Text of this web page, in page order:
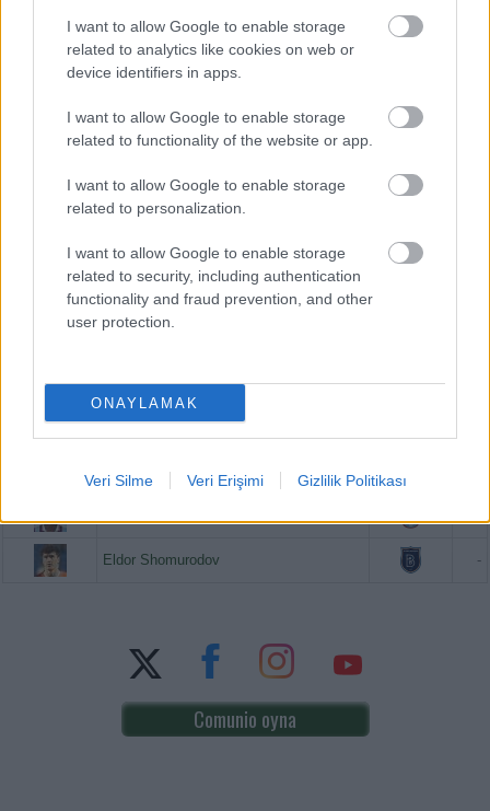
I want to allow Google to enable storage
related to analytics like cookies on web or
device identifiers in apps.
I want to allow Google to enable storage
related to functionality of the website or app.
I want to allow Google to enable storage
related to personalization.
I want to allow Google to enable storage
related to security, including authentication
functionality and fraud prevention, and other
user protection.
ONAYLAMAK
Veri Silme Veri Erişimi Gizlilik Politikası
Victor Osimhen
Mason Greenwood 22.710.000
Paul Onuachu 20.680.000
PUAN BAZINDA TOP 5
Victor Osimhen
Mason Greenwood
Orkun Kökçü
Eldor Shomurodov -
Comunio oyna